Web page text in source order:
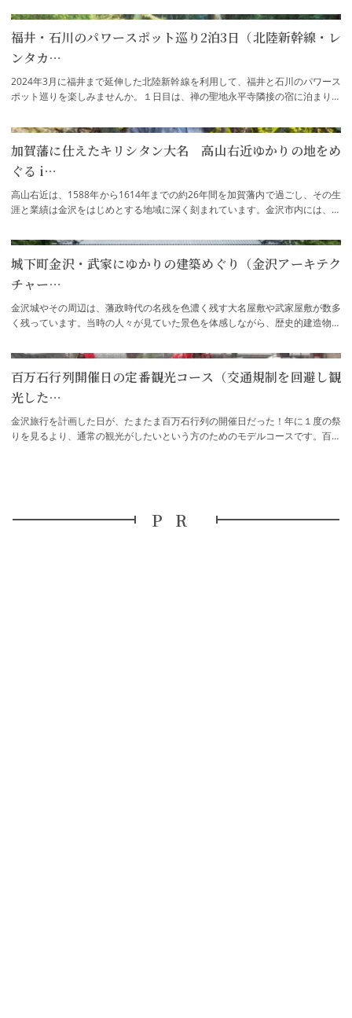
福井・石川のパワースポット巡り2泊3日（北陸新幹線・レ
ンタカ…
2024年3月に福井まで延伸した北陸新幹線を利用して、福井と石川のパワース
ポット巡りを楽しみませんか。１日目は、禅の聖地永平寺隣接の宿に泊まり、
加賀藩に仕えたキリシタン大名 高山右近ゆかりの地をめ
ぐる i…
高山右近は、1588年から1614年までの約26年間を加賀藩内で過ごし、その生
涯と業績は金沢をはじめとする地域に深く刻まれています。金沢市内には、右
城下町金沢・武家にゆかりの建築めぐり（金沢アーキテク
チャー…
金沢城やその周辺は、藩政時代の名残を色濃く残す大名屋敷や武家屋敷が数多
く残っています。当時の人々が見ていた景色を体感しながら、歴史的建造物を
百万石行列開催日の定番観光コース（交通規制を回避し観
光した…
金沢旅行を計画した日が、たまたま百万石行列の開催日だった！年に１度の祭
りを見るより、通常の観光がしたいという方のためのモデルコースです。百万
PR